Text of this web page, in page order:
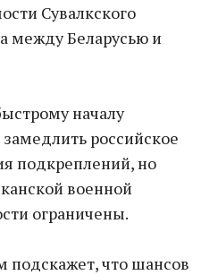
Сувалкского
между Беларусью и
началу
российское
подкреплений, но
военной
ограничены.
что шансов